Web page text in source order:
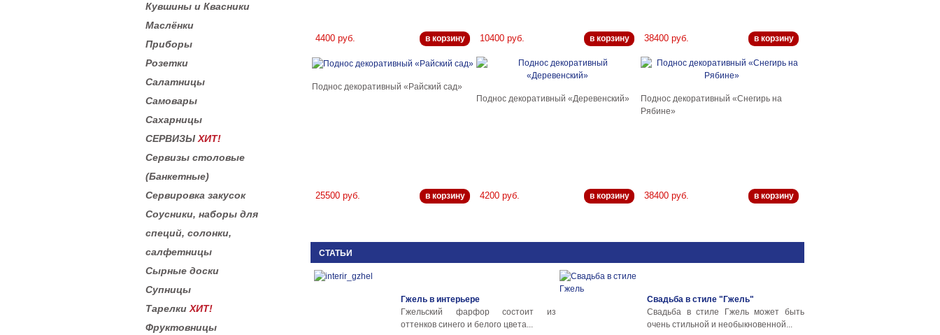
Кувшины и Квасники
Маслёнки
Приборы
Розетки
Салатницы
Самовары
Сахарницы
СЕРВИЗЫ ХИТ!
Сервизы столовые
(Банкетные)
Сервировка закусок
Соусники, наборы для
специй, солонки,
салфетницы
Сырные доски
Супницы
Тарелки ХИТ!
Фруктовницы
4400 руб. в корзину 10400 руб. в корзину 38400 руб. в корзину
Поднос декоративный «Райский сад»
25500 руб. в корзину
Поднос декоративный «Деревенский»
4200 руб. в корзину
Поднос декоративный «Снегирь на
Рябине»
38400 руб. в корзину
СТАТЬИ
Гжель в интерьере
Гжельский фарфор состоит из
оттенков синего и белого цвета...
Свадьба в стиле "Гжель"
Свадьба в стиле Гжель может быть
очень стильной и необыкновенной...